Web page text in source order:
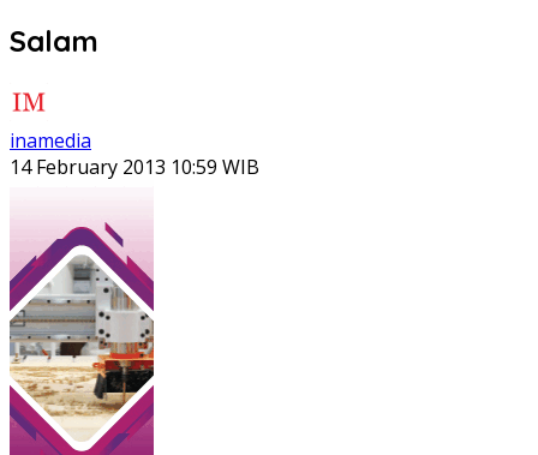
Salam
inamedia
14 February 2013 10:59 WIB